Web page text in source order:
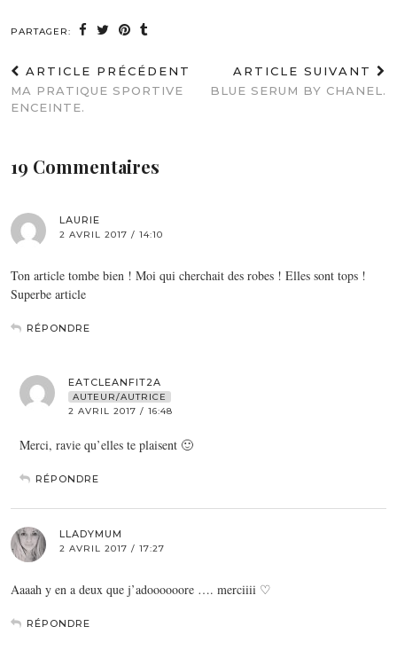
PARTAGER:
ARTICLE PRÉCÉDENT
MA PRATIQUE SPORTIVE
ENCEINTE.
ARTICLE SUIVANT
BLUE SERUM BY CHANEL.
19 Commentaires
LAURIE
2 AVRIL 2017 / 14:10
Ton article tombe bien ! Moi qui cherchait des robes ! Elles sont tops !
Superbe article
RÉPONDRE
EATCLEANFIT2A
AUTEUR/AUTRICE
2 AVRIL 2017 / 16:48
Merci, ravie qu’elles te plaisent 🙂
RÉPONDRE
LLADYMUM
2 AVRIL 2017 / 17:27
Aaaah y en a deux que j’adoooooore …. merciiii ♡
RÉPONDRE